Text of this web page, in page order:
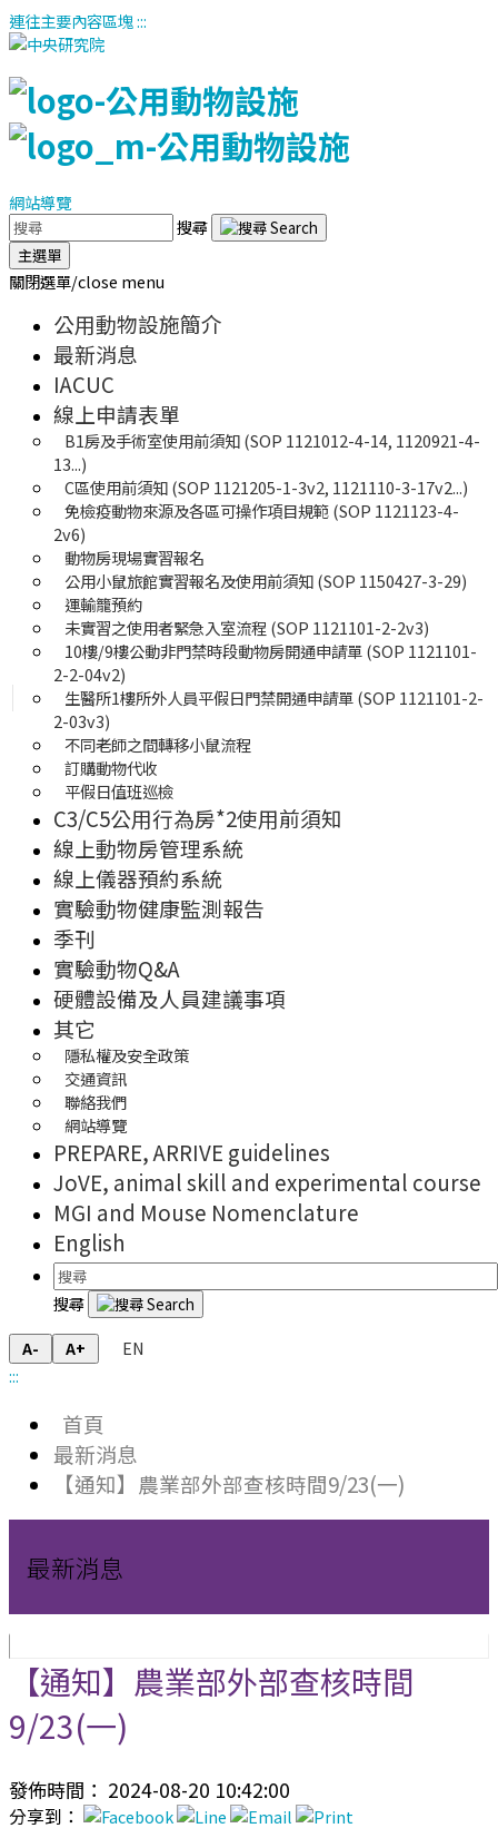
連往主要內容區塊:::
網站導覽
搜尋
主選單
關閉選單/close menu
公用動物設施簡介
最新消息
IACUC
線上申請表單
B1房及手術室使用前須知 (SOP 1121012-4-14, 1120921-4-
13...)
C區使用前須知 (SOP 1121205-1-3v2, 1121110-3-17v2...)
免檢疫動物來源及各區可操作項目規範 (SOP 1121123-4-
2v6)
動物房現場實習報名
公用小鼠旅館實習報名及使用前須知 (SOP 1150427-3-29)
運輸籠預約
未實習之使用者緊急入室流程 (SOP 1121101-2-2v3)
10樓/9樓公動非門禁時段動物房開通申請單 (SOP 1121101-
2-2-04v2)
生醫所1樓所外人員平假日門禁開通申請單 (SOP 1121101-2-
2-03v3)
不同老師之間轉移小鼠流程
訂購動物代收
平假日值班巡檢
C3/C5公用行為房*2使用前須知
線上動物房管理系統
線上儀器預約系統
實驗動物健康監測報告
季刊
實驗動物Q&A
硬體設備及人員建議事項
其它
隱私權及安全政策
交通資訊
聯絡我們
網站導覽
PREPARE, ARRIVE guidelines
JoVE, animal skill and experimental course
MGI and Mouse Nomenclature
English
搜尋
A- A+
EN
:::
首頁
最新消息
【通知】農業部外部查核時間9/23(一)
最新消息
【通知】農業部外部查核時間
9/23(一)
發佈時間： 2024-08-20 10:42:00
分享到：